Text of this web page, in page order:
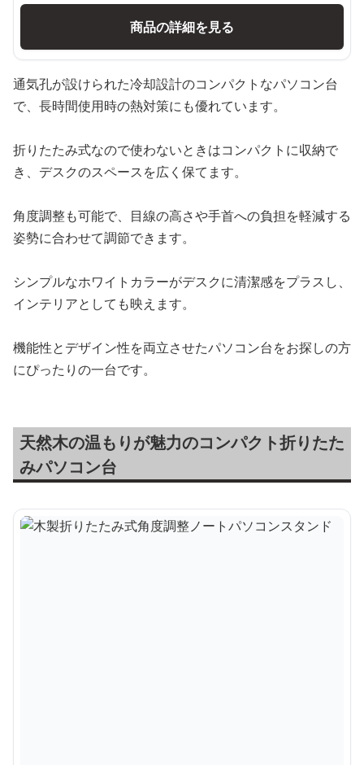
商品の詳細を見る
通気孔が設けられた冷却設計のコンパクトなパソコン台
で、長時間使用時の熱対策にも優れています。
折りたたみ式なので使わないときはコンパクトに収納で
き、デスクのスペースを広く保てます。
角度調整も可能で、目線の高さや手首への負担を軽減する
姿勢に合わせて調節できます。
シンプルなホワイトカラーがデスクに清潔感をプラスし、
インテリアとしても映えます。
機能性とデザイン性を両立させたパソコン台をお探しの方
にぴったりの一台です。
天然木の温もりが魅力のコンパクト折りたた
みパソコン台